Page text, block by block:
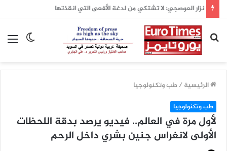
الوضع
بحث
عن
الرئيسية /طب وتكنولوجيا
طب وتكنولوجيا
لأول مرة في العالم.. فيديو يرصد بدقة اللحظات
الأولى لانغراس جنين بشري داخل الرحم